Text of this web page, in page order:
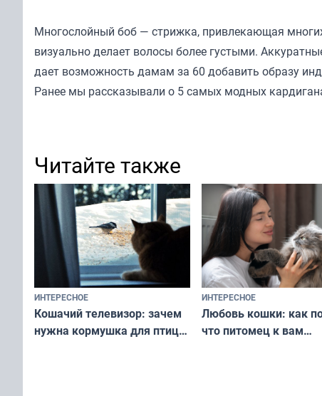
Многослойный боб — стрижка, привлекающая
визуально делает волосы более густыми.
дает возможность дамам за 60 добавить образу
Ранее мы рассказывали о 5 самых модных
Читайте также
ИНТЕРЕСНОЕ
Кошачий телевизор: зачем
нужна кормушка для птиц
ИНТЕРЕСНОЕ
Любовь кошки: как
что питомец к вам